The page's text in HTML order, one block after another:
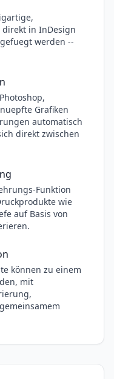
in InDesign
werden --
Grafiken
automatisch
direkt zwischen
Funktion
wie
auf Basis von
können zu einem
mit